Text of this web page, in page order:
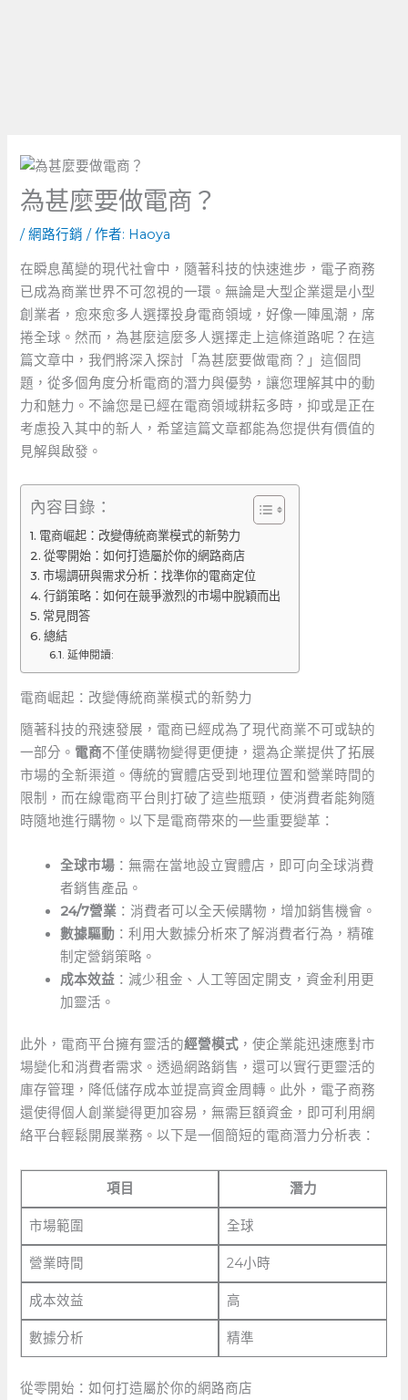
為甚麼要做電商？
/網路行銷 / 作者: Haoya
在瞬息萬變的現代社會中，隨著科技的快速進步，電子商務
已成為商業世界不可忽視的一環。無論是大型企業還是小型
創業者，愈來愈多人選擇投身電商領域，好像一陣風潮，席
捲全球。然而，為甚麼這麼多人選擇走上這條道路呢？在這
篇文章中，我們將深入探討「為甚麼要做電商？」這個問
題，從多個角度分析電商的潛力與優勢，讓您理解其中的動
力和魅力。不論您是已經在電商領域耕耘多時，抑或是正在
考慮投入其中的新人，希望這篇文章都能為您提供有價值的
見解與啟發。
內容目錄：
電商崛起：改變傳統商業模式的新勢力
從零開始：如何打造屬於你的網路商店
市場調研與需求分析：找準你的電商定位
行銷策略：如何在競爭激烈的市場中脫穎而出
常見問答
總結
延伸閱讀:
電商崛起：改變傳統商業模式的新勢力
隨著科技的飛速發展，電商已經成為了現代商業不可或缺的
一部分。 電商不僅使購物變得更便捷，還為企業提供了拓展
市場的全新渠道。傳統的實體店受到地理位置和營業時間的
限制，而在線電商平台則打破了這些瓶頸，使消費者能夠隨
時隨地進行購物。以下是電商帶來的一些重要變革：
全球市場 ：無需在當地設立實體店，即可向全球消費
者銷售產品。
24/7營業 ：消費者可以全天候購物，增加銷售機會。
數據驅動 ：利用大數據分析來了解消費者行為，精確
制定營銷策略。
成本效益 ：減少租金、人工等固定開支，資金利用更
加靈活。
此外，電商平台擁有靈活的經營模式 ，使企業能迅速應對市
場變化和消費者需求。透過網路銷售，還可以實行更靈活的
庫存管理，降低儲存成本並提高資金周轉。此外，電子商務
還使得個人創業變得更加容易，無需巨額資金，即可利用網
絡平台輕鬆開展業務。以下是一個簡短的電商潛力分析表：
項目 潛力
市場範圍 全球
營業時間 24小時
成本效益 高
數據分析 精準
從零開始：如何打造屬於你的網路商店